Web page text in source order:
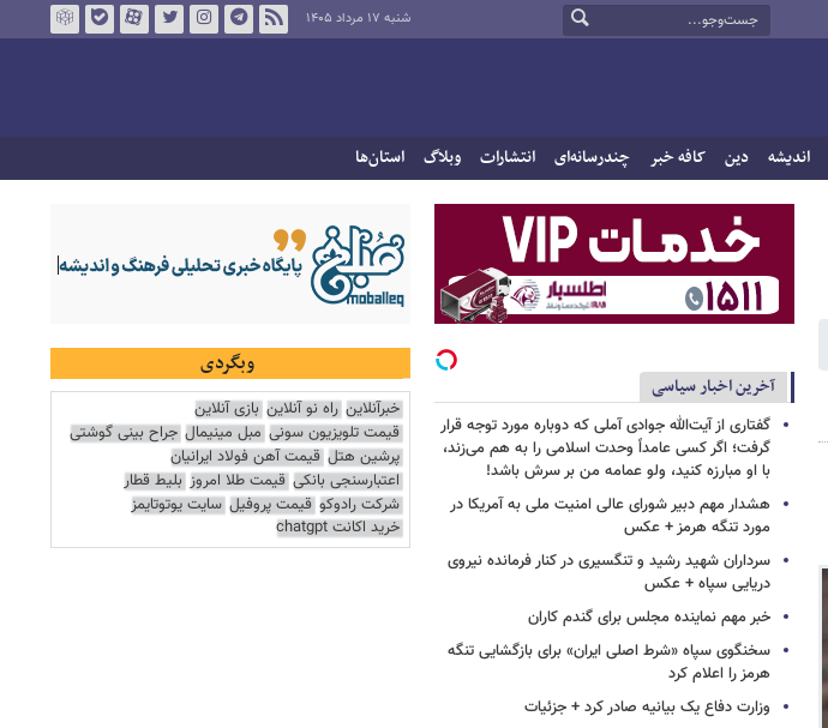
شنبه ۱۷ مرداد ۱۴۰۵
اندیشه دین کافه خبر چندرسانه‌ای انتشارات وبلاگ استان‌ها
آخرین اخبار سیاسی
گفتاری از آیت‌الله جوادی آملی که دوباره مورد توجه قرار
گرفت؛ اگر کسی عامداً وحدت اسلامی را به هم می‌زند،
با او مبارزه کنید، ولو عمامه من بر سرش باشد!
هشدار مهم دبیر شورای عالی امنیت ملی به آمریکا در
مورد تنگه هرمز + عکس
سرداران شهید رشید و تنگسیری در کنار فرمانده نیروی
دریایی سپاه + عکس
خبر مهم نماینده مجلس برای گندم کاران
سخنگوی سپاه «شرط اصلی ایران» برای بازگشایی تنگه
هرمز را اعلام کرد
وزارت دفاع یک بیانیه صادر کرد + جزئیات
وبگردی
خبرآنلاین راه نو آنلاین بازی آنلاین
قیمت تلویزیون سونی مبل مینیمال جراح بینی گوشتی
پرشین هتل قیمت آهن فولاد ایرانیان
اعتبارسنجی بانکی قیمت طلا امروز بلیط قطار
شرکت رادوکو قیمت پروفیل سایت یوتوتایمز
خرید اکانت chatgpt